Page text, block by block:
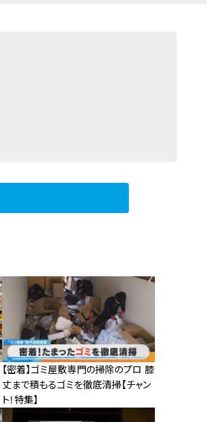
【密着】ゴミ屋敷専門の掃除のプロ 膝
丈まで積もるゴミを徹底清掃【チャン
ト！特集】